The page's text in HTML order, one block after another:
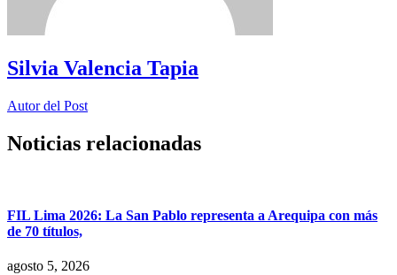
Silvia Valencia Tapia
Autor del Post
Noticias relacionadas
FIL Lima 2026: La San Pablo representa a Arequipa con más
de 70 títulos,
agosto 5, 2026